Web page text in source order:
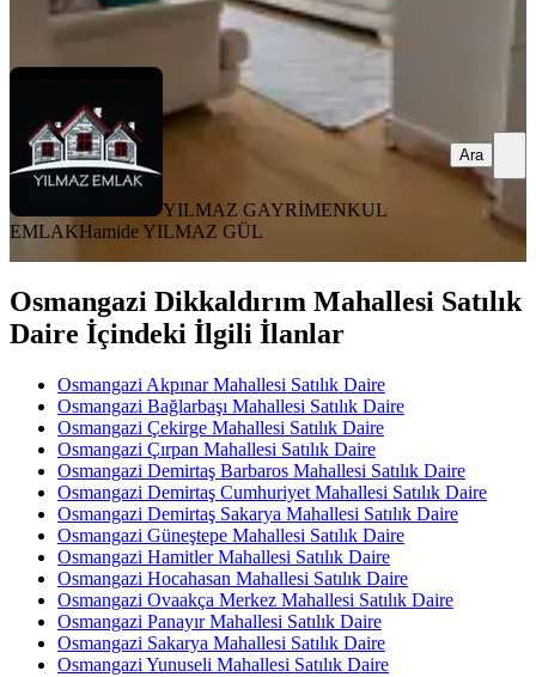
YILMAZ GAYRİMENKUL
EMLAKHamide YILMAZ GÜL
Ara
Osmangazi Dikkaldırım Mahallesi Satılık
Daire İçindeki İlgili İlanlar
Osmangazi Akpınar Mahallesi Satılık Daire
Osmangazi Bağlarbaşı Mahallesi Satılık Daire
Osmangazi Çekirge Mahallesi Satılık Daire
Osmangazi Çırpan Mahallesi Satılık Daire
Osmangazi Demirtaş Barbaros Mahallesi Satılık Daire
Osmangazi Demirtaş Cumhuriyet Mahallesi Satılık Daire
Osmangazi Demirtaş Sakarya Mahallesi Satılık Daire
Osmangazi Güneştepe Mahallesi Satılık Daire
Osmangazi Hamitler Mahallesi Satılık Daire
Osmangazi Hocahasan Mahallesi Satılık Daire
Osmangazi Ovaakça Merkez Mahallesi Satılık Daire
Osmangazi Panayır Mahallesi Satılık Daire
Osmangazi Sakarya Mahallesi Satılık Daire
Osmangazi Yunuseli Mahallesi Satılık Daire